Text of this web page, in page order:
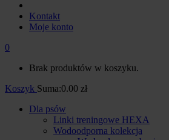
Kontakt
Moje konto
0
Brak produktów w koszyku.
Koszyk Suma:0.00 zł
Dla psów
Linki treningowe HEXA
Wodoodporna kolekcja